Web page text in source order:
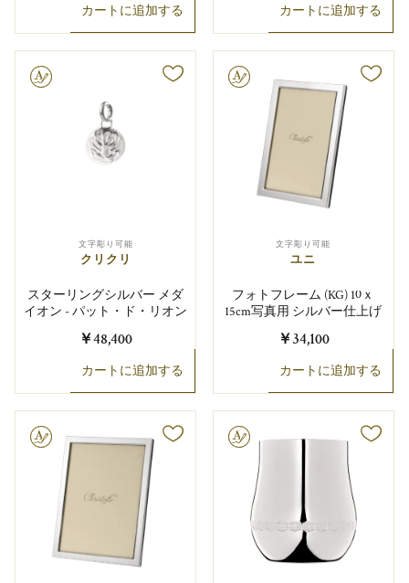
カートに追加する カートに追加する
文字彫り可能
クリクリ
スターリングシルバー メダ
イオン - パット・ド・リオン
￥48,400
カートに追加する
文字彫り可能
文字彫り可能
ユニ
フォトフレーム (KG) 10ｘ
15cm写真用 シルバー仕上げ
￥34,100
カートに追加する
文字彫り可能